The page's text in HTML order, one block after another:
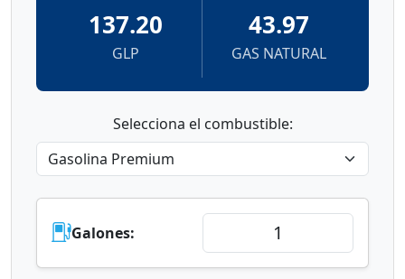
137.20
GLP
43.97
GAS NATURAL
Selecciona el combustible:
Galones: